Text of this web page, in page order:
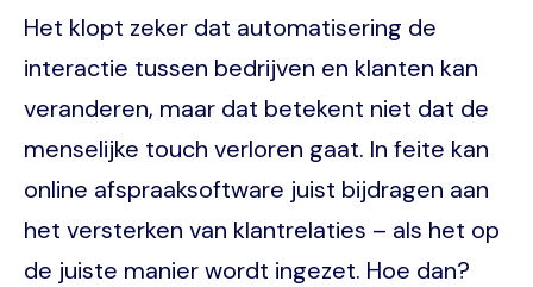
Het klopt zeker dat automatisering de
interactie tussen bedrijven en klanten kan
veranderen, maar dat betekent niet dat de
menselijke touch verloren gaat. In feite kan
online afspraaksoftware juist bijdragen aan
het versterken van klantrelaties – als het op
de juiste manier wordt ingezet. Hoe dan?